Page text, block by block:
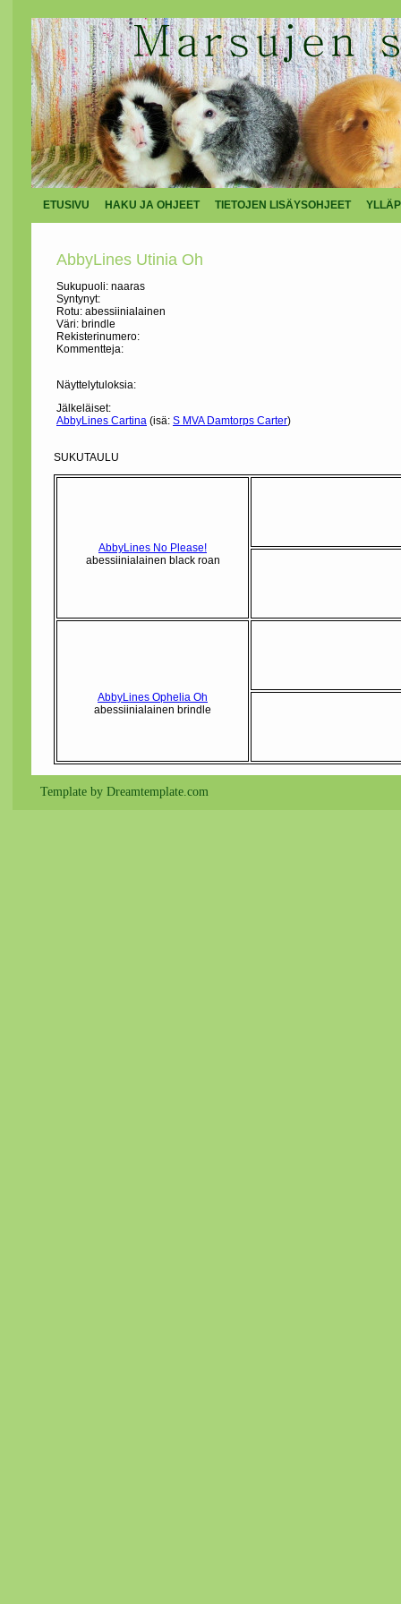
ETUSIVU HAKU JA OHJEET TIETOJEN LISÄYSOHJEET
AbbyLines Utinia Oh
Sukupuoli: naaras
Syntynyt:
Rotu: abessiinialainen
Väri: brindle
Rekisterinumero:
Kommentteja:
Näyttelytuloksia:
Jälkeläiset:
AbbyLines Cartina (isä: S MVA Damtorps Carter)
SUKUTAULU
AbbyLines No Please!
abessiinialainen black roan
AbbyLines Ophelia Oh
abessiinialainen brindle
Template by Dreamtemplate.com